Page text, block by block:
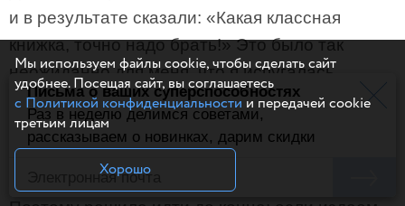
и в результате сказали: «Какая классная
книжка, точно надо брать!» Это было так
неожиданно для меня, что я испугалась.
Потому что когда мне что-то очень нравится,
я могу об этом как-то зажигательно рассказать.
Вдруг рассказала чересчур зажигательно,
а книжка не покатит? Я буду виноватой.
Письма о ваших суперспособностях
Раз в неделю делимся советами,
рассказываем о новинках, дарим скидки
Мы используем файлы cookie, чтобы сделать сайт
удобнее. Посещая сайт, вы соглашаетесь
с Политикой конфиденциальностии передачей cookie
третьим лицам
Хорошо